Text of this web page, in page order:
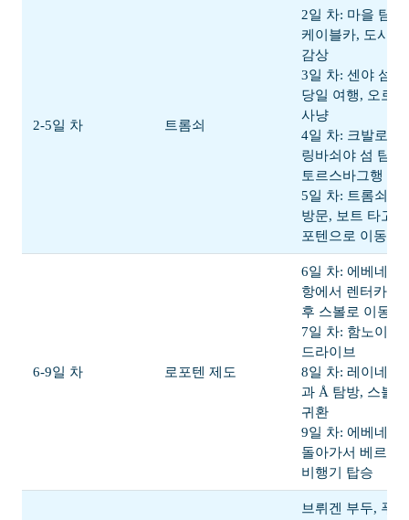
2-5일 차 트롬쇠
2일 차: 마을 탐험,
케이블카, 도시
감상
3일 차: 센야 섬으
당일 여행, 오로라
사냥
4일 차: 크발로야
링바쇠야 섬 탐험,
토르스바그행 페
5일 차: 트롬쇠 성
방문, 보트 타고
포텐으로 이동
6-9일 차 로포텐 제도
6일 차: 에베네스
항에서 렌터카 대
후 스볼로 이동
7일 차: 함노이까
드라이브
8일 차: 레이네 마
과 Å 탐방, 스볼로
귀환
9일 차: 에베네스
돌아가서 베르겐
비행기 탑승
브뤼겐 부두, 푸